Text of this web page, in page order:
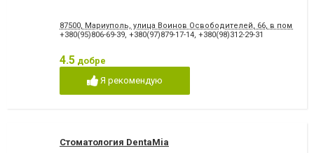
87500, Мариуполь, улица Воинов Освободителей, 66, в
+380(95)806-69-39, +380(97)879-17-14, +380(98)312-29-31
4.5 добре
Я рекомендую
Стоматология DentaMia